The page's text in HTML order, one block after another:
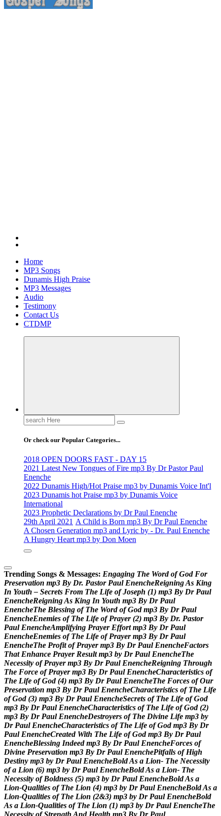
Home
MP3 Songs
Dunamis High Praise
MP3 Messages
Audio
Testimony
Contact Us
CTDMP
Search
for:
Or check our Popular Categories...
2018 OPEN DOORS FAST - DAY 15
2021 Latest New Tongues of Fire mp3 By Dr Pastor Paul
Enenche
2022 Dunamis High/Hot Praise mp3 by Dunamis Voice Int'l
2023 Dunamis hot Praise mp3 by Dunamis Voice
International
2023 Prophetic Declarations by Dr Paul Enenche
29th April 2021 A Child is Born mp3 By Dr Paul Enenche
A Chosen Generation mp3 and Lyric by - Dr. Paul Enenche
A Hungry Heart mp3 by Don Moen
Trending Songs & Messages: Engaging The Word of God For
Preservation mp3 By Dr. Pastor Paul EnencheReigningAs King
In Youth – Secrets From The Life of Joseph (1) mp3 By Dr Paul
EnencheReigningAs King In Youth mp3 By Dr Paul
EnencheThe Blessing of The Word of God mp3 By Dr Paul
EnencheEnemies of The Life of Prayer (2) mp3 By Dr. Pastor
Paul EnencheAmplifying Prayer Effort mp3 By Dr Paul
EnencheEnemies of The Life of Prayer mp3 By Dr Paul
EnencheThe Profit of Prayer mp3 By Dr Paul EnencheFactors
That Enhance Prayer Result mp3 by Dr Paul EnencheThe
Necessity of Prayer mp3 By Dr Paul EnencheReigning Through
The Force of Prayer mp3 By Dr Paul EnencheCharacteristics of
The Life of God (4) mp3 By Dr Paul EnencheThe Forces of Our
Preservation mp3 By Dr Paul EnencheCharacteristics of The Life
of God (3) mp3 By Dr Paul EnencheSecrets of The Life of God
mp3 By Dr Paul EnencheCharacteristics of The Life of God (2)
mp3 By Dr Paul EnencheDestroyers of The Divine Life mp3 by
Dr Paul EnencheCharacteristics of The Life of God mp3 By Dr
Paul EnencheCreated With The Life of God mp3 By Dr Paul
EnencheBlessing Indeed mp3 By Dr Paul EnencheForces of
Divine Preservation mp3 By Dr Paul EnenchePitfalls of High
Destiny mp3 by Dr Paul EnencheBoldAs a Lion- The Necessity
of a Lion (6) mp3 by Dr Paul EnencheBoldAs a Lion- The
Necessity of Boldness (5) mp3 by Dr Paul EnencheBoldAs a
Lion-Qualities of The Lion (4) mp3 by Dr Paul EnencheBoldAs a
Lion-Qualities of The Lion (2&3) mp3 by Dr Paul EnencheBold
As a Lion-Qualities of The Lion (1) mp3 by Dr Paul EnencheThe